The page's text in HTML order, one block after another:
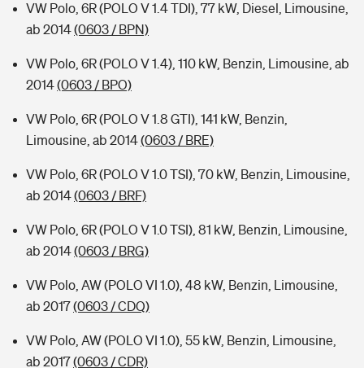
VW Polo, 6R (POLO V 1.4 TDI), 77 kW, Diesel, Limousine,
ab 2014(0603 / BPN)
VW Polo, 6R (POLO V 1.4), 110 kW, Benzin, Limousine, ab
2014(0603 / BPO)
VW Polo, 6R (POLO V 1.8 GTI), 141 kW, Benzin,
Limousine, ab 2014(0603 / BRE)
VW Polo, 6R (POLO V 1.0 TSI), 70 kW, Benzin, Limousine,
ab 2014(0603 / BRF)
VW Polo, 6R (POLO V 1.0 TSI), 81 kW, Benzin, Limousine,
ab 2014(0603 / BRG)
VW Polo, AW (POLO VI 1.0), 48 kW, Benzin, Limousine,
ab 2017(0603 / CDQ)
VW Polo, AW (POLO VI 1.0), 55 kW, Benzin, Limousine,
ab 2017(0603 / CDR)